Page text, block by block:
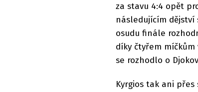
za stavu 4:4 opět
následujícím
osudu finále
díky čtyřem
se rozhodlo o
Kyrgios tak ani